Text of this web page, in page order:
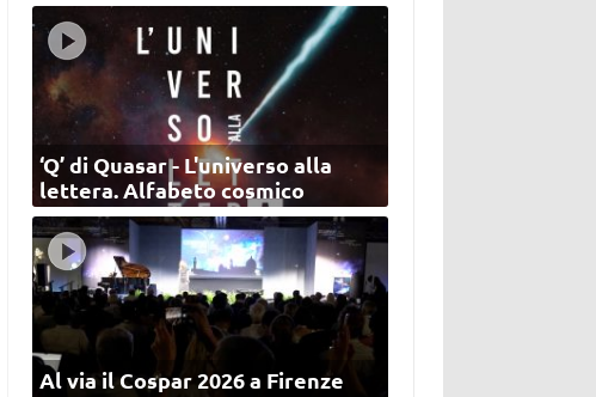
‘Q’ di Quasar - L'universo alla
lettera. Alfabeto cosmico
Al via il Cospar 2026 a Firenze